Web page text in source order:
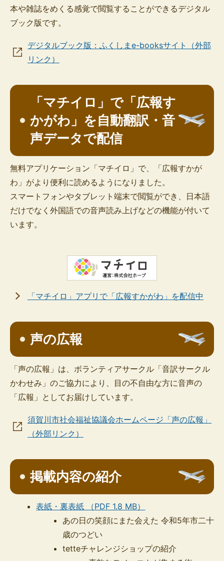
本や雑誌をめくる感覚で閲覧することができるデジタル
ブック版です。
デジタルブック版：ふくしまe-booksサイト（外部
リンク）
「マチイロ」で「広報す
かがわ」を自動翻訳・音
声データで配信
無料アプリケーション「マチイロ」で、「広報すかが
わ」がより便利に読めるようになりました。
スマートフォンやタブレット端末で閲覧ができ、日本語
だけでなく外国語での音声読み上げなどの機能が付いて
います。
「マチイロ」アプリで「広報すかがわ」を配信中
声の広報
「声の広報」は、ボランティアサークル「音訳サークル
かわせみ」のご協力により、目の不自由な方に音声の
「広報」としてお届けしています。
須賀川市社会福祉協議会ホームページ「声の広報」
（外部リンク）
掲載内容の紹介
表紙・裏表紙 （PDF 1.8 MB）
あの日の笑顔にまた会えた 令和5年市二十
歳のつどい
tetteチャレンジショップの紹介